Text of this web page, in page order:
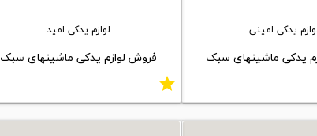
یدکی امینی
یدکی ماشینهای سبک
لوازم یدکی امید
فروش لوازم یدکی ماشینهای سبک
star